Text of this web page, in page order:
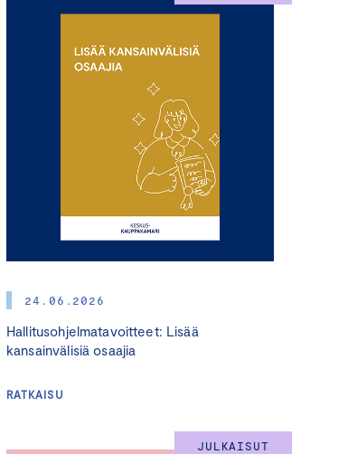
24.06.2026
Hallitusohjelmatavoitteet: Lisää
kansainvälisiä osaajia
RATKAISU
JULKAISUT